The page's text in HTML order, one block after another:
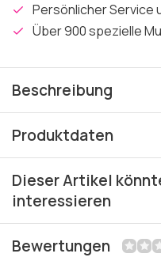
Persönlicher Service
Über 900 spezielle
Beschreibung
Produktdaten
Dieser Artikel
interessieren
Bewertungen